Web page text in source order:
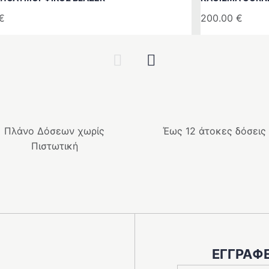
Previous
200.00 €
Next
Πλάνο Δόσεων χωρίς
Πιστωτική
Έως 12 άτοκες δόσεις